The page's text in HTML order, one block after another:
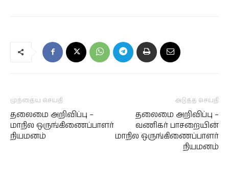
முந்தைய செய்தி
தலைமை அறிவிப்பு –
மாநில ஒருங்கிணைப்பாளர்
நியமனம்
அடுத்த செய்தி
தலைமை அறிவிப்பு –
வணிகர் பாசறையின்
மாநில ஒருங்கிணைப்பாளர்
நியமனம்